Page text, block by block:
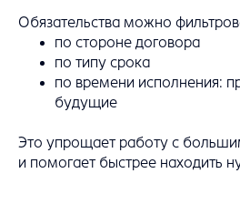
Обязательства можно
по стороне договора
по типу срока
по времени исполнения:
будущие
Это упрощает работу с
и помогает быстрее находить